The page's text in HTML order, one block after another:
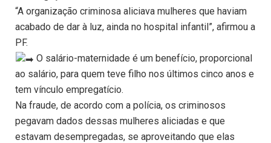
“A organização criminosa aliciava mulheres que haviam
acabado de dar à luz, ainda no hospital infantil”, afirmou a
PF.
O salário-maternidade é um benefício, proporcional
ao salário, para quem teve filho nos últimos cinco anos e
tem vínculo empregatício.
Na fraude, de acordo com a polícia, os criminosos
pegavam dados dessas mulheres aliciadas e que
estavam desempregadas, se aproveitando que elas